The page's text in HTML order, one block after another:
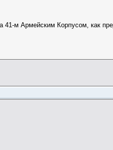
41-м Армейским Корпусом, как